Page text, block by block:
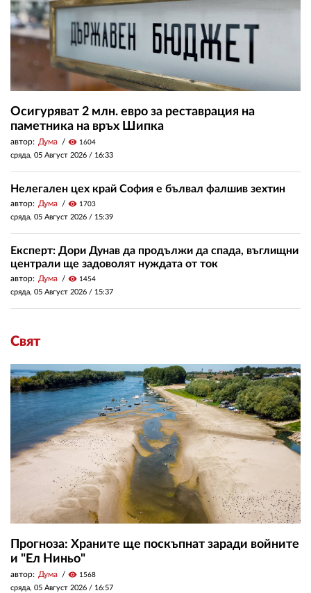
Осигуряват 2 млн. евро за реставрация на
паметника на връх Шипка
автор: Дума visibility 1604
сряда, 05 Август 2026 / 16:33
Нелегален цех край София е бълвал фалшив зехтин
автор: Дума visibility 1703
сряда, 05 Август 2026 / 15:39
Експерт: Дори Дунав да продължи да спада, въглищни
централи ще задоволят нуждата от ток
автор: Дума visibility 1454
сряда, 05 Август 2026 / 15:37
Свят
Прогноза: Храните ще поскъпнат заради войните
и "Ел Ниньо"
автор: Дума visibility 1568
сряда, 05 Август 2026 / 16:57